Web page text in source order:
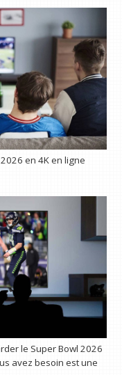
en 4K en ligne
le Super Bowl 2026
avez besoin est une